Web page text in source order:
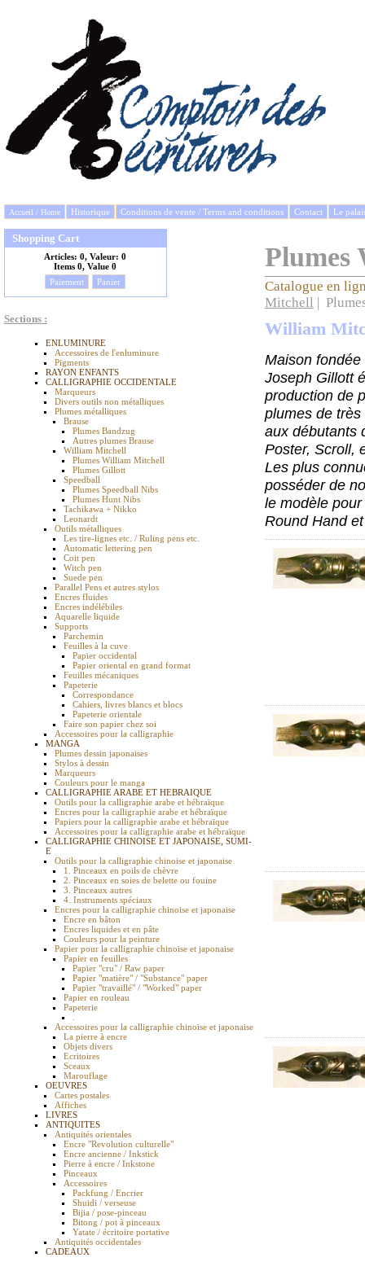
Accueil / Home Historique Conditions de vente / Terms and conditions Contact Le
Shopping Cart
Articles:0, Valeur:0
Items0, Value0
Paiement
Panier
Sections :
ENLUMINURE
Accessoires de l'enluminure
Pigments
RAYON ENFANTS
CALLIGRAPHIE OCCIDENTALE
Marqueurs
Divers outils non métalliques
Plumes métalliques
Brause
Plumes Bandzug
Autres plumes Brause
William Mitchell
Plumes William Mitchell
Plumes Gillott
Speedball
Plumes Speedball Nibs
Plumes Hunt Nibs
Tachikawa + Nikko
Leonardt
Outils métalliques
Les tire-lignes etc. / Ruling pens etc.
Automatic lettering pen
Coit pen
Witch pen
Suede pen
Parallel Pens et autres stylos
Encres fluides
Encres indélébiles
Aquarelle liquide
Supports
Parchemin
Feuilles à la cuve
Papier occidental
Papier oriental en grand format
Feuilles mécaniques
Papeterie
Correspondance
Cahiers, livres blancs et blocs
Papeterie orientale
Faire son papier chez soi
Accessoires pour la calligraphie
MANGA
Plumes dessin japonaises
Stylos à dessin
Marqueurs
Couleurs pour le manga
CALLIGRAPHIE ARABE ET HEBRAIQUE
Outils pour la calligraphie arabe et hébraïque
Encres pour la calligraphie arabe et hébraïque
Papiers pour la calligraphie arabe et hébraïque
Accessoires pour la calligraphie arabe et hébraïque
CALLIGRAPHIE CHINOISE ET JAPONAISE, SUMI-
E
Outils pour la calligraphie chinoise et japonaise
1. Pinceaux en poils de chèvre
2. Pinceaux en soies de belette ou fouine
3. Pinceaux autres
4. Instruments spéciaux
Encres pour la calligraphie chinoise et japonaise
Encre en bâton
Encres liquides et en pâte
Couleurs pour la peinture
Papier pour la calligraphie chinoise et japonaise
Papier en feuilles
Papier "cru" / Raw paper
Papier "matière" / "Substance" paper
Papier "travaillé" / "Worked" paper
Papier en rouleau
Papeterie
Accessoires pour la calligraphie chinoise et japonaise
La pierre à encre
Objets divers
Ecritoires
Sceaux
Marouflage
OEUVRES
Cartes postales
Affiches
LIVRES
ANTIQUITES
Antiquités orientales
Encre "Revolution culturelle"
Encre ancienne / Inkstick
Pierre à encre / Inkstone
Pinceaux
Accessoires
Packfung / Encrier
Shuidi / verseuse
Bijia / pose-pinceau
Bitong / pot à pinceaux
Yatate / écritoire portative
Antiquités occidentales
CADEAUX
Plumes
Catalogue en
Mitchell |
William
Maison
Joseph Gillott
production de
plumes de
aux débutants
Poster, Scroll,
Les plus
posséder de
le modèle
Round Hand